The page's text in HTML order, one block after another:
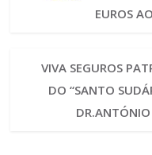
EUROS
VIVA SEGUROS
DO “SANTO